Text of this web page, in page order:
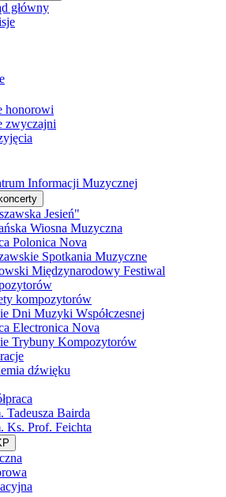
główny
honorowi
zwyczajni
Informacji Muzycznej
Jesień"
Wiosna Muzyczna
Polonica Nova
Spotkania Muzyczne
Międzynarodowy Festiwal
kompozytorów
Dni Muzyki Współczesnej
Electronica Nova
Trybuny Kompozytorów
dźwięku
Tadeusza Bairda
Ks. Prof. Feichta